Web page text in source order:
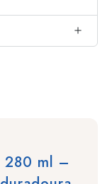
280 ml –